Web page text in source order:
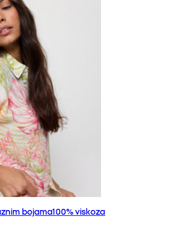
bojama100% viskoza